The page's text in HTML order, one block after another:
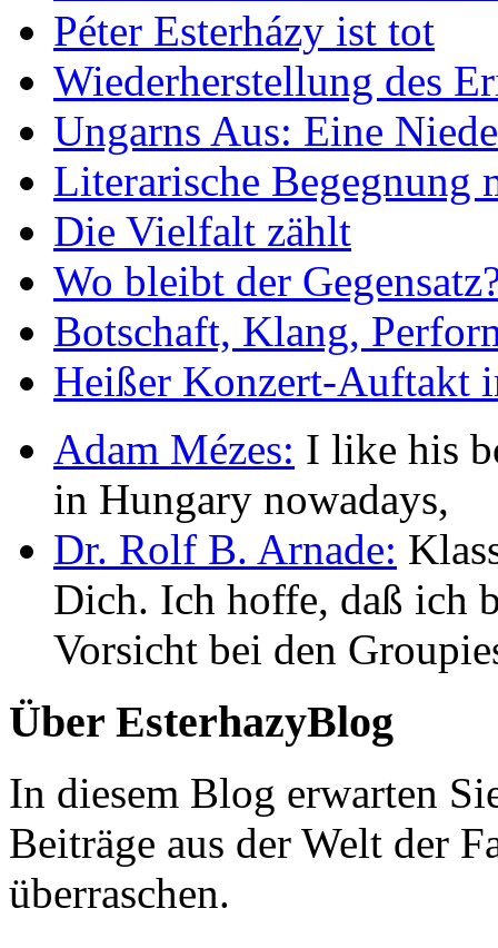
Péter Esterházy ist tot
Wiederherstellung des
Ungarns Aus: Eine
Literarische Begegnung
Die Vielfalt zählt
Wo bleibt der
Botschaft, Klang,
Heißer Konzert-Auftakt
Adam Mézes: I like his
in Hungary nowadays,
Dr. Rolf B. Arnade:
Dich. Ich hoffe, daß ich
Vorsicht bei den
Über EsterhazyBlog
In diesem Blog erwarten
Beiträge aus der Welt der
überraschen.